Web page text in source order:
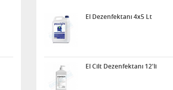
El Dezenfektanı 4x5 Lt
El Cilt Dezenfektanı 12'li